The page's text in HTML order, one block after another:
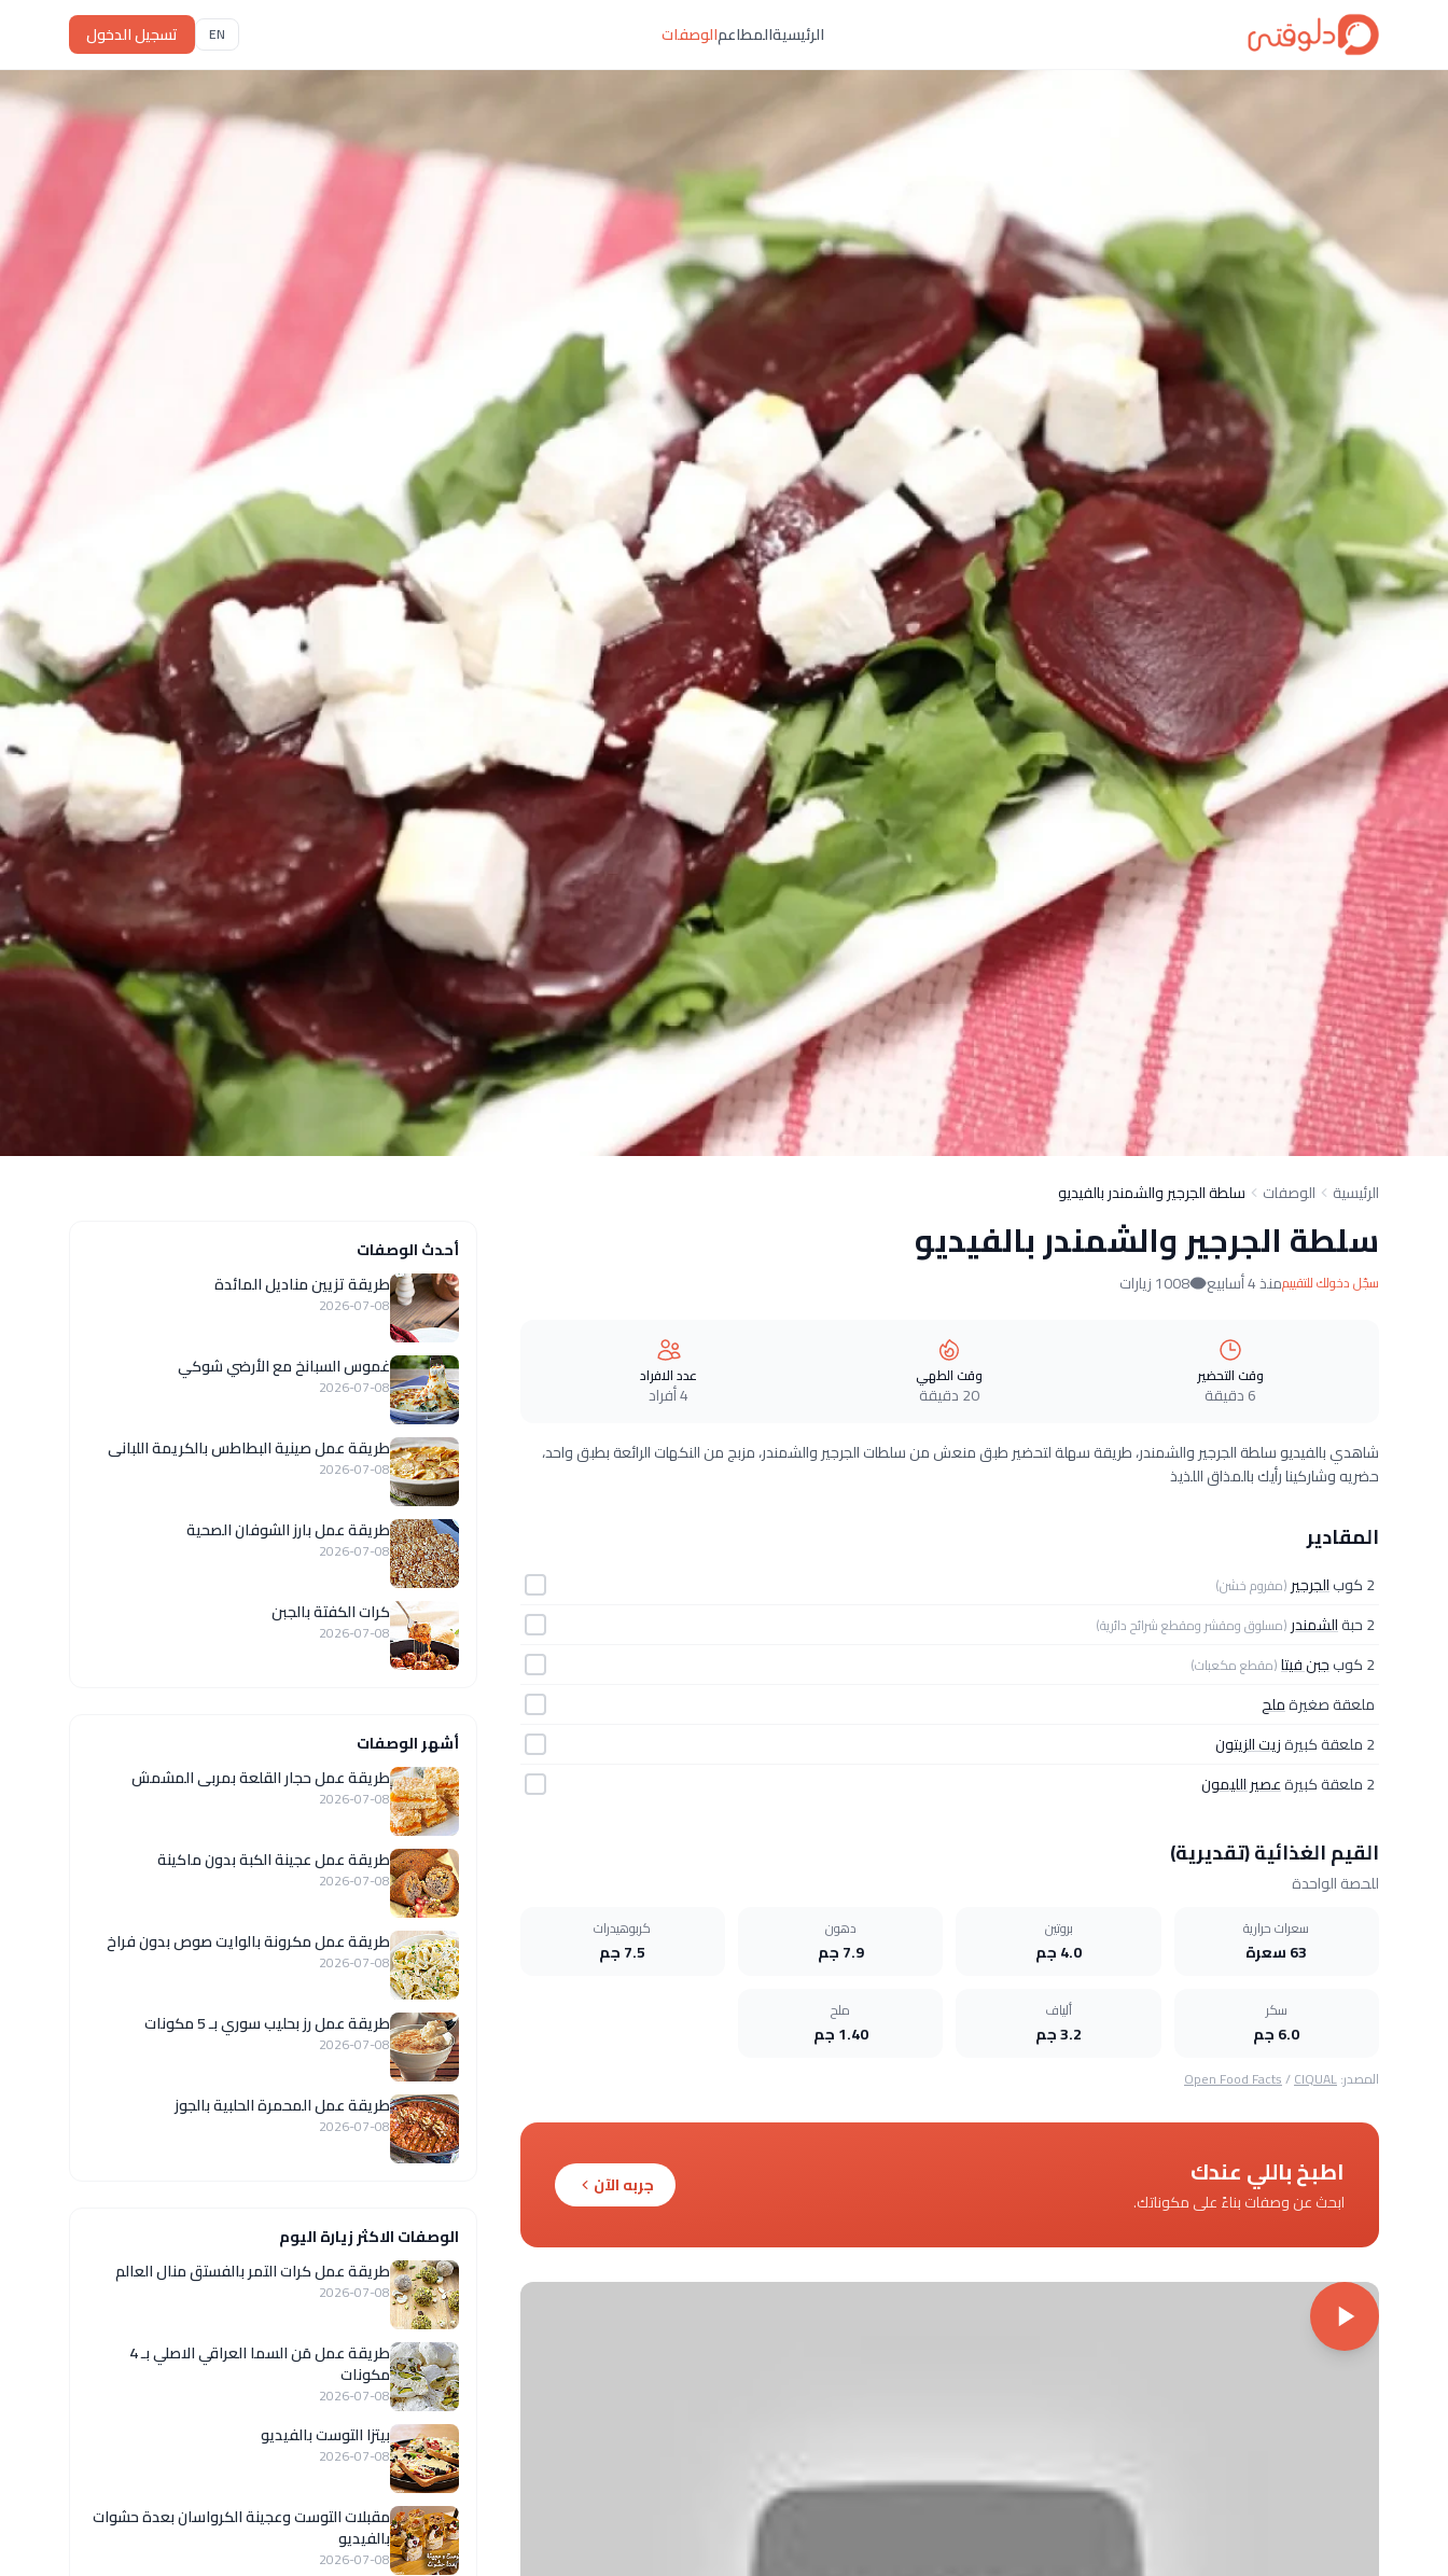
الرئيسيةالمطاعمالوصفات EN تسجيل الدخول
الرئيسية الوصفات سلطة الجرجير والشمندر بالفيديو
سلطة الجرجير والشمندر بالفيديو
سجّل دخولك للتقييممنذ 4 أسابيع 1008 زيارات
وقت التحضير
6 دقيقة
وقت الطهي
20 دقيقة
عدد الافراد
4 أفراد
شاهدي بالفيديو سلطة الجرجير والشمندر، طريقة سهلة لتحضير طبق منعش من سلطات الجرجير والشمندر، مزبج من النكهات الرائعة بطبق واحد،
حضريه وشاركينا رأيك بالمذاق اللذيذ
المقادير
2 كوب الجرجير (مفروم خشن)
2 حبة الشمندر (مسلوق ومقشر ومقطع شرائح دائرية)
2 كوب جبن فيتا(مقطع مكعبات)
ملعقة صغيرةملح
2 ملعقة كبيرة
زيت الزيتون
2 ملعقة كبيرة
عصير الليمون
القيم الغذائية (تقديرية)
للحصة الواحدة
سعرات حرارية
63 سعرة
بروتين
4.0 جم
دهون
7.9 جم
كربوهيدرات
7.5 جم
سكر
6.0 جم
ألياف
3.2 جم
ملح
1.40 جم
المصدر: Open Food Facts/CIQUAL
اطبخ باللي عندك
ابحث عن وصفات بناءً على مكوناتك.
جربه الآن
أحدث الوصفات
طريقة تزيين مناديل المائدة
2026-07-08
غموس السبانخ مع الأرضي شوكي
2026-07-08
طريقة عمل صينية البطاطس بالكريمة اللبانى
2026-07-08
طريقة عمل بارز الشوفان الصحية
2026-07-08
كرات الكفتة بالجبن
2026-07-08
أشهر الوصفات
طريقة عمل حجار القلعة بمربى المشمش
2026-07-08
طريقة عمل عجينة الكبة بدون ماكينة
2026-07-08
طريقة عمل مكرونة بالوايت صوص بدون فراخ
2026-07-08
طريقة عمل رز بحليب سوري بـ 5 مكونات
2026-07-08
طريقة عمل المحمرة الحلبية بالجوز
2026-07-08
الوصفات الاكثر زيارة اليوم
طريقة عمل كرات التمر بالفستق منال العالم
2026-07-08
طريقة عمل مَن السما العراقي الاصلي بـ 4
مكونات
2026-07-08
بيتزا التوست بالفيديو
2026-07-08
مقبلات التوست وعجينة الكرواسان بعدة حشوات
بالفيديو
2026-07-08